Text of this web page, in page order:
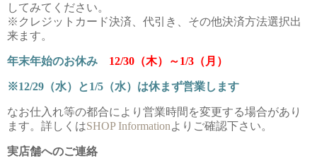
してみてください。
※クレジットカード決済、代引き、その他決済方法選択出
来ます。
年末年始のお休み 12/30（木）～1/3（月）
※12/29（水）と1/5（水）は休まず営業します
なお仕入れ等の都合により営業時間を変更する場合があり
ます。詳しくはSHOP Informationよりご確認下さい。
実店舗へのご連絡